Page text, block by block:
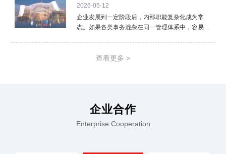
派遣单位（即用人单位
2026-05-12
企业发展到一定阶段后，内部职能复杂化成为常
态。如果各类事务混杂在同一管理体系中，容易降
企业可以将标准化、重复性强的人事事务外置。薪
查看更多 >
企业合作
Enterprise Cooperation